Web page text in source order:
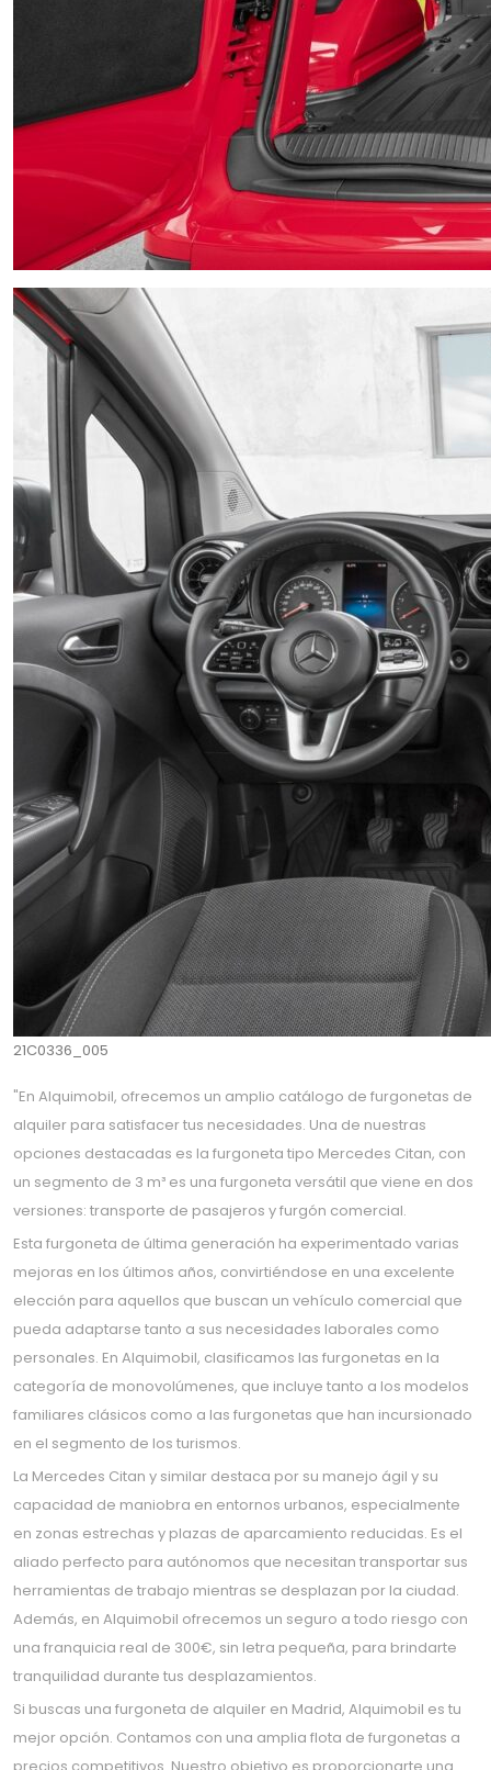
21C0336_005
"En Alquimobil, ofrecemos un amplio catálogo de furgonetas de
alquiler para satisfacer tus necesidades. Una de nuestras
opciones destacadas es la furgoneta tipo Mercedes Citan, con
un segmento de 3 m³ es una furgoneta versátil que viene en dos
versiones: transporte de pasajeros y furgón comercial.
Esta furgoneta de última generación ha experimentado varias
mejoras en los últimos años, convirtiéndose en una excelente
elección para aquellos que buscan un vehículo comercial que
pueda adaptarse tanto a sus necesidades laborales como
personales. En Alquimobil, clasificamos las furgonetas en la
categoría de monovolúmenes, que incluye tanto a los modelos
familiares clásicos como a las furgonetas que han incursionado
en el segmento de los turismos.
La Mercedes Citan y similar destaca por su manejo ágil y su
capacidad de maniobra en entornos urbanos, especialmente
en zonas estrechas y plazas de aparcamiento reducidas. Es el
aliado perfecto para autónomos que necesitan transportar sus
herramientas de trabajo mientras se desplazan por la ciudad.
Además, en Alquimobil ofrecemos un seguro a todo riesgo con
una franquicia real de 300€, sin letra pequeña, para brindarte
tranquilidad durante tus desplazamientos.
Si buscas una furgoneta de alquiler en Madrid, Alquimobil es tu
mejor opción. Contamos con una amplia flota de furgonetas a